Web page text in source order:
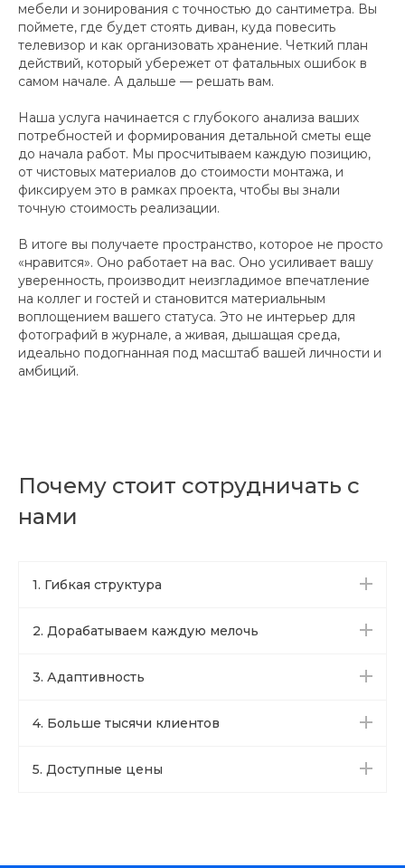
мебели и зонирования с точностью до сантиметра. Вы
поймете, где будет стоять диван, куда повесить
телевизор и как организовать хранение. Четкий план
действий, который убережет от фатальных ошибок в
самом начале. А дальше — решать вам.
Наша услуга начинается с глубокого анализа ваших
потребностей и формирования детальной сметы еще
до начала работ. Мы просчитываем каждую позицию,
от чистовых материалов до стоимости монтажа, и
фиксируем это в рамках проекта, чтобы вы знали
точную стоимость реализации.
В итоге вы получаете пространство, которое не просто
«нравится». Оно работает на вас. Оно усиливает вашу
уверенность, производит неизгладимое впечатление
на коллег и гостей и становится материальным
воплощением вашего статуса. Это не интерьер для
фотографий в журнале, а живая, дышащая среда,
идеально подогнанная под масштаб вашей личности и
амбиций.
Почему стоит сотрудничать с
нами
1. Гибкая структура
2. Дорабатываем каждую мелочь
3. Адаптивность
4. Больше тысячи клиентов
5. Доступные цены